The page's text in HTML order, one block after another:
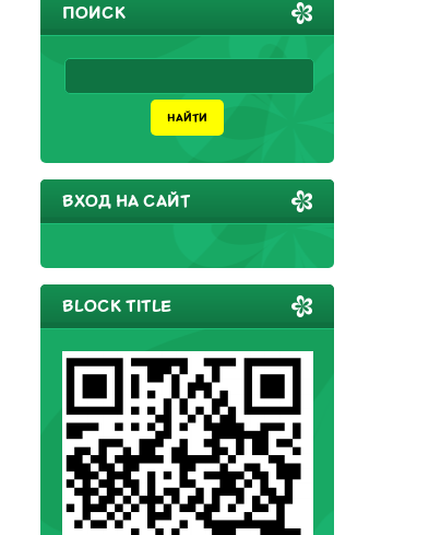
ПОИСК
ВХОД НА САЙТ
BLOCK TITLE